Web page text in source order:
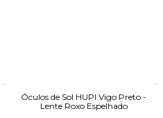
Óculos de Sol HUPI Vigo Preto -
Lente Roxo Espelhado